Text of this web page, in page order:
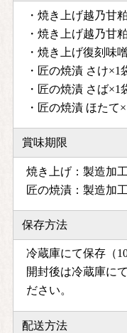
・焼き上げ越乃甘
・焼き上げ越乃甘
・焼き上げ復刻味
・匠の焼漬 さけ×1
・匠の焼漬 さば×1
・匠の焼漬 ほたて
賞味期限
焼き上げ：製造加
匠の焼漬：製造加
保存方法
冷蔵庫にて保存（
開封後は冷蔵庫に
ださい。
配送方法